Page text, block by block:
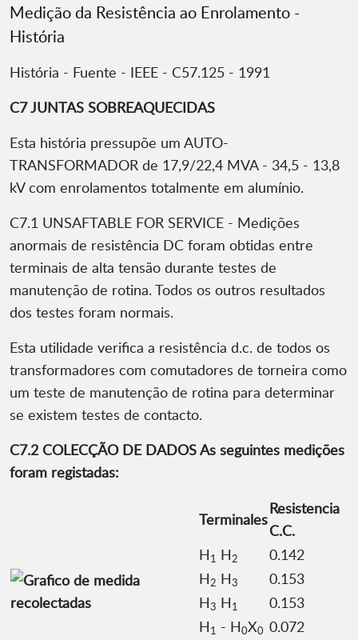
Medição da Resistência ao Enrolamento -
História
História - Fuente - IEEE - C57.125 - 1991
C7 JUNTAS SOBREAQUECIDAS
Esta história pressupõe um AUTO-
TRANSFORMADOR de 17,9/22,4 MVA - 34,5 - 13,8
kV com enrolamentos totalmente em alumínio.
C7.1 UNSAFTABLE FOR SERVICE - Medições
anormais de resistência DC foram obtidas entre
terminais de alta tensão durante testes de
manutenção de rotina. Todos os outros resultados
dos testes foram normais.
Esta utilidade verifica a resistência d.c. de todos os
transformadores com comutadores de torneira como
um teste de manutenção de rotina para determinar
se existem testes de contacto.
C7.2 COLECÇÃO DE DADOS As seguintes medições
foram registadas:
Terminales
Resistencia
C.C.
H1 H2
0.142
H2 H3
0.153
H3 H1
0.153
H1 - H0X0 0.072